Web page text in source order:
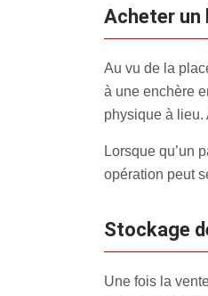
Acheter
Au vu de la
à une enchère
physique à lieu.
Lorsque qu’un
opération peut
Stockage
Une fois la